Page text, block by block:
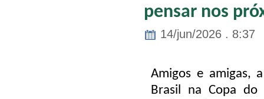
pensar nos
14/jun/2026 . 8:37
Amigos e amigas,
Brasil na Copa